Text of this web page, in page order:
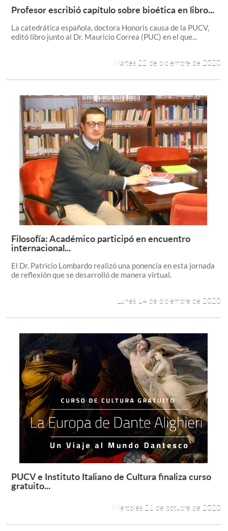
Leer más +
Profesor escribió capítulo sobre bioética en libro...
La catedrática española, doctora Honoris causa de la PUCV,
editó libro junto al Dr. Mauricio Correa (PUC) en el que...
Martes 22 de diciembre de 2020
Leer más +
Filosofía: Académico participó en encuentro
internacional...
El Dr. Patricio Lombardo realizó una ponencia en esta jornada
de reflexión que se desarrolló de manera virtual.
Lunes 14 de diciembre de 2020
Leer más +
PUCV e Instituto Italiano de Cultura finaliza curso
gratuito...
Miércoles 21 de octubre de 2020